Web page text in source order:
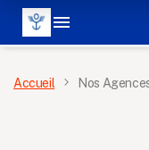

MENU
Accueil Nos